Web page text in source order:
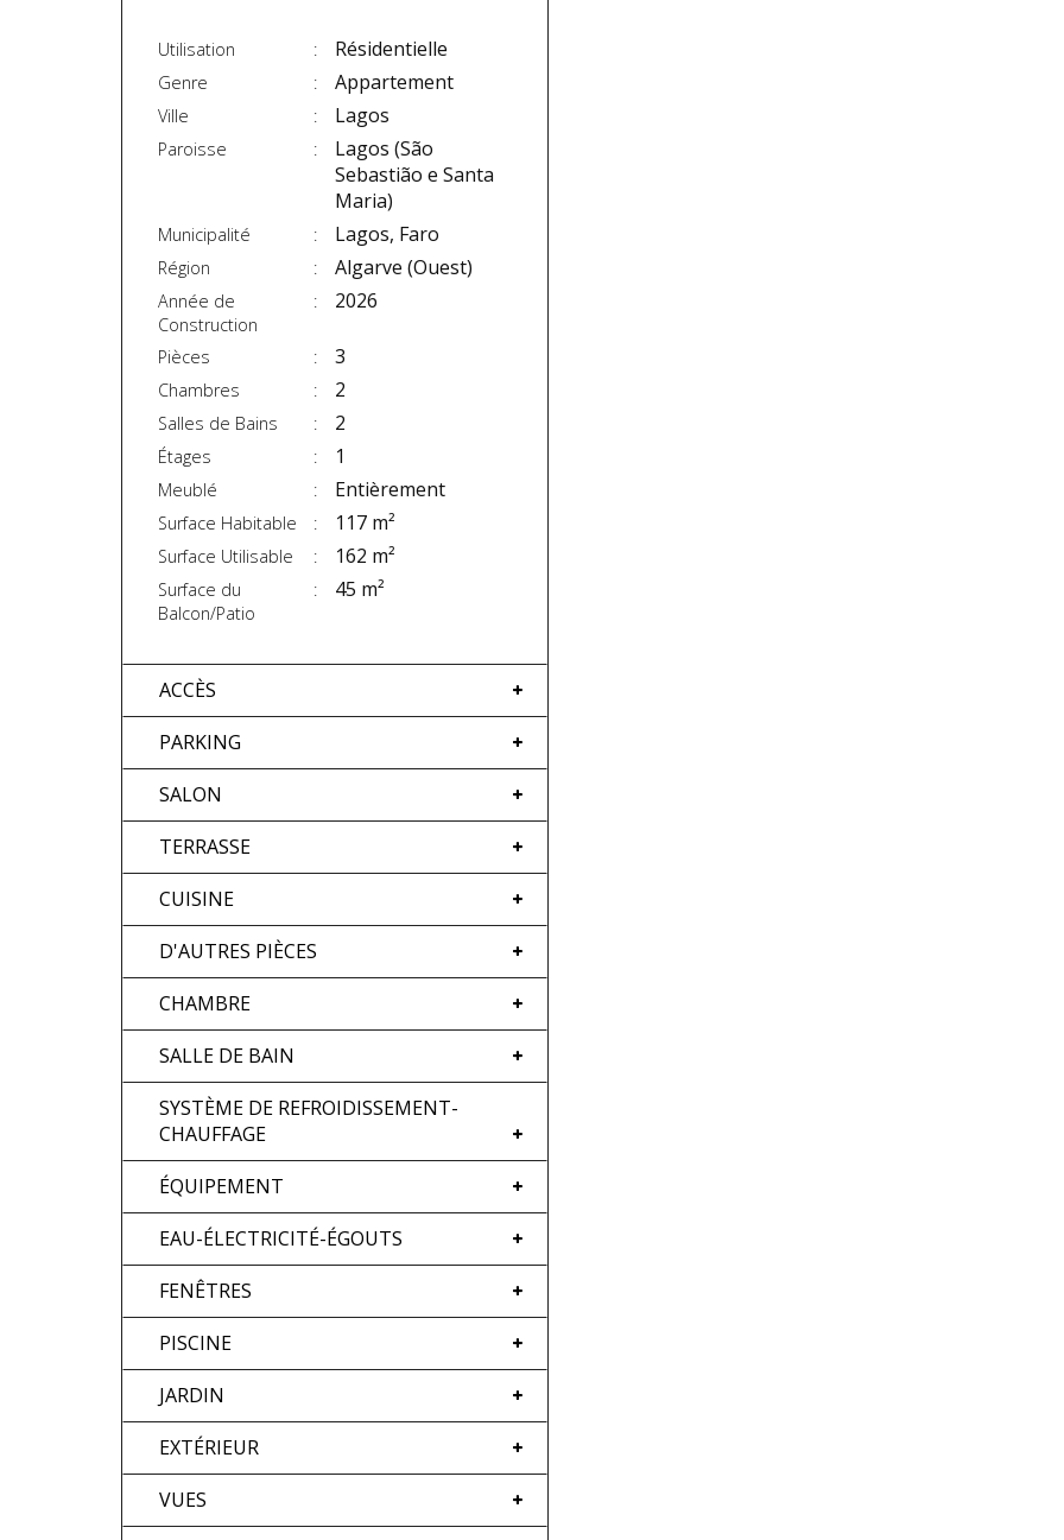
Utilisation Résidentielle
Genre Appartement
Ville Lagos
Paroisse
Lagos (São
Sebastião e Santa
Maria)
Municipalité Lagos, Faro
Région Algarve (Ouest)
Année de
Construction
2026
Pièces 3
Chambres 2
Salles de Bains 2
Étages 1
Meublé Entièrement
Surface Habitable 117 m²
Surface Utilisable 162 m²
Surface du
Balcon/Patio
45 m²
ACCÈS
PARKING
SALON
TERRASSE
CUISINE
D'AUTRES PIÈCES
CHAMBRE
SALLE DE BAIN
SYSTÈME DE REFROIDISSEMENT-
CHAUFFAGE
ÉQUIPEMENT
EAU-ÉLECTRICITÉ-ÉGOUTS
FENÊTRES
PISCINE
JARDIN
EXTÉRIEUR
VUES